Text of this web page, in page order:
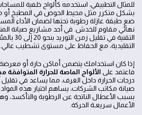
للمثال التطبيقي، استخدمه كألواح خلفية
بشكل متكرر مثل محيط الحوض في المطبخ أو
ضع طبقة عازلة رطوبة تحتها لضمان الأداء
نهائي مقاوم للخدش. في أحد مشاريع صيانة
التقنية في
التقليدية، مع الحفاظ على مستوى تشطيب عالي.
إذا كان استخدامك يتضمن أماكن حارة أو معرضة
فاعتمد على الألواح الماصة للحرارة المتوافقة
درجات الحرارة داخل الغرف، مما يساعد في
صيانة مكاتب الشركات، يساهم اختيار هذه
بسبب الأعطال الناتجة عن الرطوبة والتأكسد،
الأعمال سريعـة الحركة.